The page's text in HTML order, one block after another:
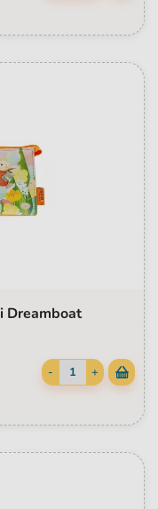
Dreamboat
- +